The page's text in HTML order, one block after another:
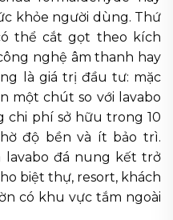
khỏe người dùng. Thứ
thể cắt gọt theo kích
nghệ âm thanh hay
là giá trị đầu tư: mặc
một chút so với lavabo
phí sở hữu trong 10
độ bền và ít bảo trì.
lavabo đá nung kết trở
biệt thự, resort, khách
có khu vực tắm ngoài